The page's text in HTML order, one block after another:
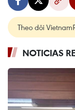
Theo dõi
NOTICIAS